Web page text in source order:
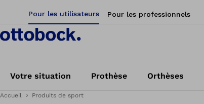
Pour les utilisateurs Pour les professionnels
Votre situation Prothèse Orthèses
Accueil Produits de sport